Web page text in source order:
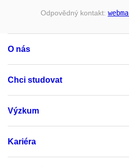
Odpovědný kontakt:
O nás
Chci studovat
Výzkum
Kariéra